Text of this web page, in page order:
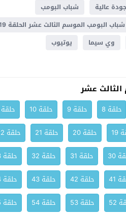
جودة عالية
شباب البومب
شباب البومب الموسم الثالث عشر الحلقة 19
وي سيما يوتيوب
عشر
حلقة 8 حلقة 9 حلقة 10 حلقة 11
19 حلقة 20 حلقة 21 حلقة 22
30 حلقة 31 حلقة 32 حلقة 33
41 حلقة 42 حلقة 43 حلقة 44
52 حلقة 53 حلقة 54 حلقة 55